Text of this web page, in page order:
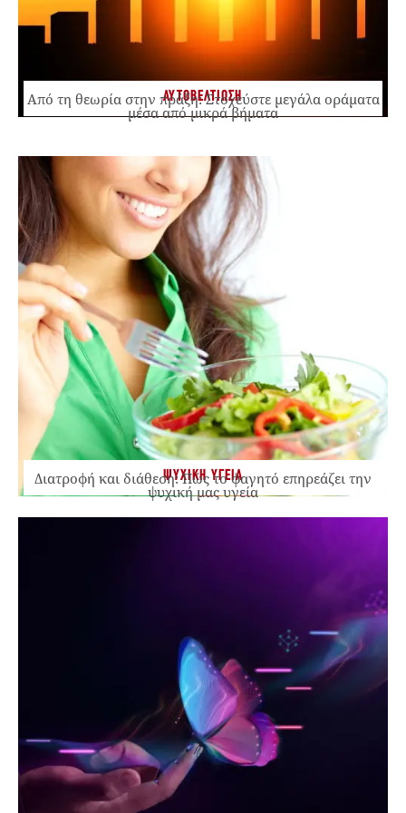
ΑΥΤΟΒΕΛΤΙΩΣΗ
Από τη θεωρία στην πράξη: Στοχεύστε μεγάλα οράματα
μέσα από μικρά βήματα
ΨΥΧΙΚΗ ΥΓΕΙΑ
Διατροφή και διάθεση: Πώς το φαγητό επηρεάζει την
ψυχική μας υγεία